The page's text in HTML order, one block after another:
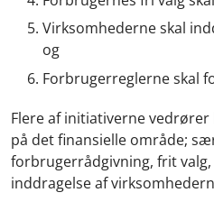
Virksomhederne skal
og
Forbrugerreglerne skal
Flere af initiativerne
på det finansielle område;
forbrugerrådgivning, frit
inddragelse af